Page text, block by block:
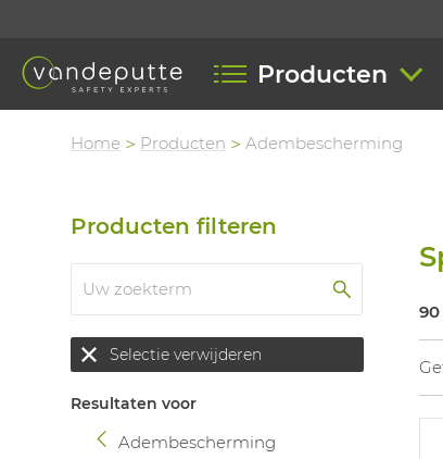
Producten
Home Producten Adembescherming
Producten filteren
Selectie verwijderen
Resultaten voor
Adembescherming